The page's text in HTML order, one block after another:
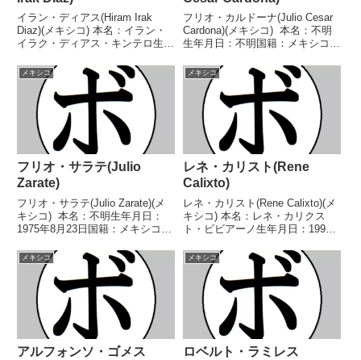
イラン・ディアス(Hiram Irak
Diaz)(メキシコ) 本名：イラン・
イラク・ディアス・キンテロ生年
シコ戦績：29戦21勝(12KO)5敗3
分 【獲得タイトル】WBCラテン
アメリカスーパーフライ級...
フリオ・カルドーナ(Julio Cesar
Cardona)(メキシコ) 本名：不明
生年月日：不明国籍：メキシコ戦
イトル】なし 【戦歴】
1982/09/03 ●8RKO イシド
ロ・ペレス(メキシ...
メキシコ
フリオ・サラテ(Julio
Zarate)
フリオ・サラテ(Julio Zarate)(メ
キシコ) 本名：不明生年月日：
1975年8月23日国籍：メキシコ戦
得タイトル】メキシコバンタム級
王座WBCカリブ海スーパーフラ
イ級王座WBCスペイン...
メキシコ
レネ・カリスト(Rene
Calixto)
レネ・カリスト(Rene Calixto)(メ
キシコ) 本名：レネ・カリクス
ト・ビビアーノ生年月日：1995
27戦24勝(10KO)2敗1分 【獲得タ
イトル】WBA中央アメリカスー
パーフライ級王座 【戦歴】2...
メキシコ
アルフォンソ・ゴメス
メキシコ
ロベルト・ラミレス